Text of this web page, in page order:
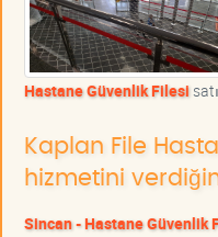
Hastane Güvenlik Filesi
Kaplan File
hizmetini
Sincan - Hastane Güvenlik